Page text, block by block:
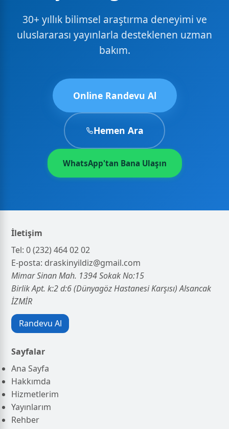
30+ yıllık bilimsel araştırma deneyimi ve
uluslararası yayınlarla desteklenen uzman
bakım.
Online Randevu Al
Hemen Ara
WhatsApp'tan Bana Ulaşın
İletişim
Tel:0 (232) 464 02 02
E‑posta: draskinyildiz@gmail.com
Mimar Sinan Mah. 1394 Sokak No:15
Birlik Apt. k:2 d:6 (Dünyagöz Hastanesi Karşısı) Alsancak
İZMİR
Randevu Al
Sayfalar
Ana Sayfa
Hakkımda
Hizmetlerim
Yayınlarım
Rehber